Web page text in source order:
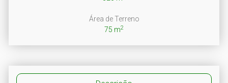
Área de Terreno
75 m2